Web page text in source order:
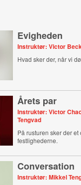
Evigheden
Instruktør: Victor
Hvad sker der, når vi
Årets par
Instruktør: Victor
Tengvad
På rusturen sker der
festlighederne.
Conversation
Instruktør: Mikkel